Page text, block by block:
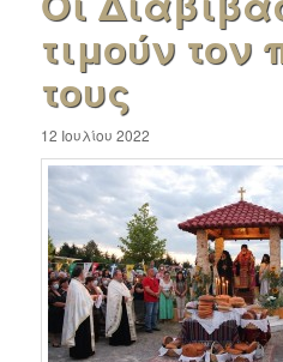
τιμούν τον
τους
12 Ιουλίου 2022